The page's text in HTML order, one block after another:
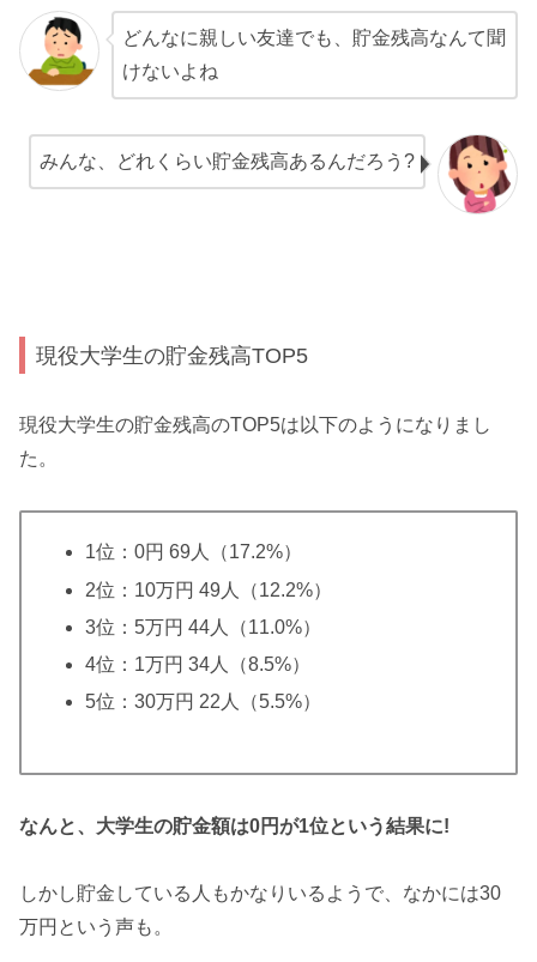
どんなに親しい友達でも、貯金残高なんて聞
けないよね
みんな、どれくらい貯金残高あるんだろう?
現役大学生の貯金残高TOP5
現役大学生の貯金残高のTOP5は以下のようになりまし
た。
1位：0円 69人（17.2%）
2位：10万円 49人（12.2%）
3位：5万円 44人（11.0%）
4位：1万円 34人（8.5%）
5位：30万円 22人（5.5%）
なんと、大学生の貯金額は0円が1位という結果に!
しかし貯金している人もかなりいるようで、なかには30
万円という声も。